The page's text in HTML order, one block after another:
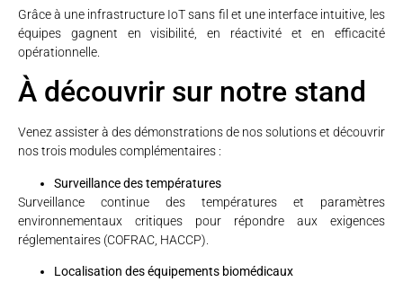
Grâce à une infrastructure IoT sans fil et une interface intuitive, les
équipes gagnent en visibilité, en réactivité et en efficacité
opérationnelle.
À découvrir sur notre stand
Venez assister à des démonstrations de nos solutions et découvrir
nos trois modules complémentaires :
Surveillance des températures
Surveillance continue des températures et paramètres
environnementaux critiques pour répondre aux exigences
réglementaires (COFRAC, HACCP).
Localisation des équipements biomédicaux